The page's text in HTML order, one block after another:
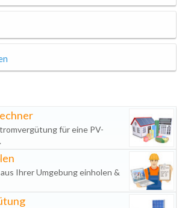
für eine PV-
Ihrer Umgebung einholen &